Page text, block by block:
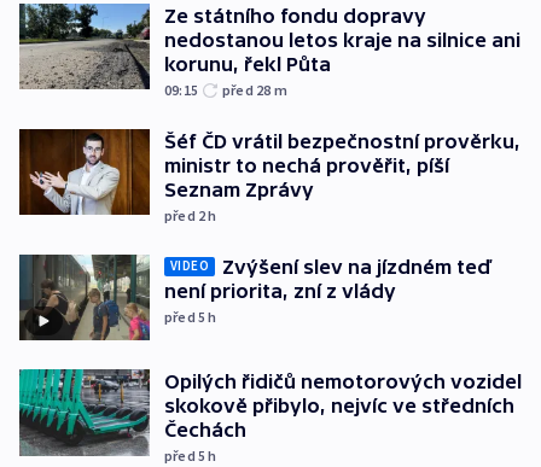
Ze státního fondu dopravy
nedostanou letos kraje na silnice ani
korunu, řekl Půta
09:15 před 28 m
Šéf ČD vrátil bezpečnostní prověrku,
ministr to nechá prověřit, píší
Seznam Zprávy
před 2h
VIDEO
Zvýšení slev na jízdném teď
není priorita, zní z vlády
před 5h
Opilých řidičů nemotorových vozidel
skokově přibylo, nejvíc ve středních
Čechách
před 5h